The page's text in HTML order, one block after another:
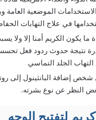
الموضعية العامة
في علاج التهابات
ما يكون الكريم أمنا إلا ولا
نتيجة حدوث ردود فعل
الجلد التماسي
إضافة البانثينول إلى
النظر عن نوع بشرته.
كريم لتفتيح الوجه